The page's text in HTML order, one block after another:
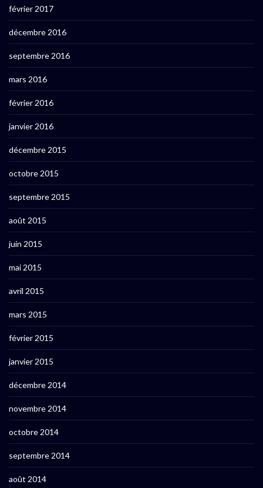
février 2017
décembre 2016
septembre 2016
mars 2016
février 2016
janvier 2016
décembre 2015
octobre 2015
septembre 2015
août 2015
juin 2015
mai 2015
avril 2015
mars 2015
février 2015
janvier 2015
décembre 2014
novembre 2014
octobre 2014
septembre 2014
août 2014